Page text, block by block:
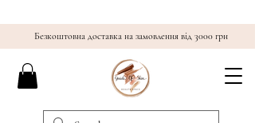
Безкоштовна доставка на замовлення від 3000 грн